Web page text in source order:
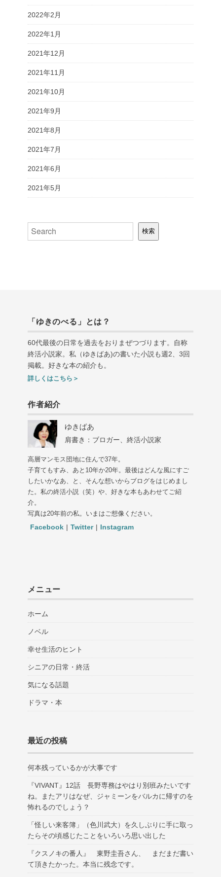
2022年2月
2022年1月
2021年12月
2021年11月
2021年10月
2021年9月
2021年8月
2021年7月
2021年6月
2021年5月
検索 検索
「ゆきのべる」とは？
60代最後の日常を過去をおりまぜつづります。自称
終活小説家。私（ゆきばあ)の書いた小説も週 2 3回
掲載。好きな本の紹介も。
詳しくはこちら＞
作者紹介
ゆきばあ
肩書き：ブロガー、終活小説家
高層マンモス団地に住んで37年。
子育てもすみ、あと10年か20年。最後はどんな風にすご
したいかなあ、と、そんな想いからブログをはじめまし
た。私の終活小説（笑）や、好きな本もあわせてご紹
介。
写真は20年前の私。いまはご想像ください。
Facebook | Twitter | Instagram
メニュー
ホーム
ノベル
幸せ生活のヒント
シニアの日常・終活
気になる話題
ドラマ・本
最近の投稿
何本残っているかが大事です
『VIVANT』12話 長野専務はやはり別班みたいです
ね。またアリはなぜ、ジャミーンをバルカに帰すのを
怖れるのでしょう？
「怪しい来客簿」（色川武大）を久しぶりに手に取っ
たらその頃感じたことをいろいろ思い出した
『クスノキの番人』 東野圭吾さん、 まだまだ書い
て頂きたかった。本当に残念です。